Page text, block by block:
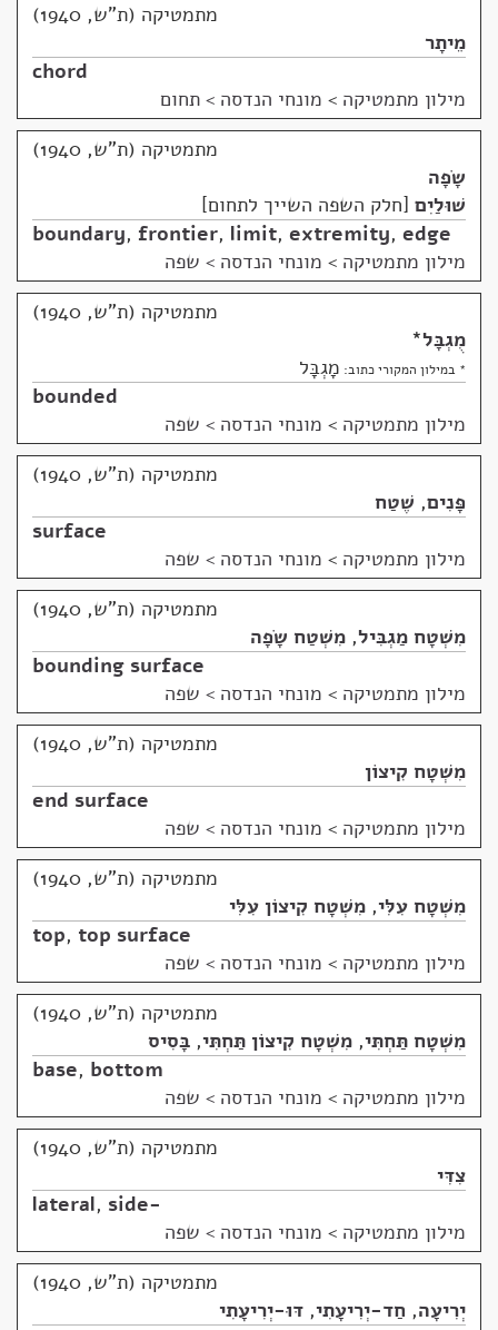
מתמטיקה (ת"ש, 1940)
מֵיתָר
chord
מילון מתמטיקה > מונחי הנדסה > תחום
מתמטיקה (ת"ש, 1940)
שָׂפָה
שׁוּלַיִם חלק השפה השייך לתחום
boundary, frontier, limit, extremity, edge
מילון מתמטיקה > מונחי הנדסה > שפה
מתמטיקה (ת"ש, 1940)
מֻגְבָּל*
* במילון המקורי כתוב: מָגְבָּל
bounded
מילון מתמטיקה > מונחי הנדסה > שפה
מתמטיקה (ת"ש, 1940)
פָּנִים, שֶׁטַח
surface
מילון מתמטיקה > מונחי הנדסה > שפה
מתמטיקה (ת"ש, 1940)
מִשְׁטָח מַגְבִּיל, מִשְׁטַח שָׂפָה
bounding surface
מילון מתמטיקה > מונחי הנדסה > שפה
מתמטיקה (ת"ש, 1940)
מִשְׁטָח קִיצוֹן
end surface
מילון מתמטיקה > מונחי הנדסה > שפה
מתמטיקה (ת"ש, 1940)
מִשְׁטָח עִלִּי, מִשְׁטָח קִיצוֹן עִלִּי
top, top surface
מילון מתמטיקה > מונחי הנדסה > שפה
מתמטיקה (ת"ש, 1940)
מִשְׁטָח תַּחְתִּי, מִשְׁטָח קִיצוֹן תַּחְתִּי, בָּסִיס
base, bottom
מילון מתמטיקה > מונחי הנדסה > שפה
מתמטיקה (ת"ש, 1940)
צִדִּי
lateral, side-
מילון מתמטיקה > מונחי הנדסה > שפה
מתמטיקה (ת"ש, 1940)
יְרִיעָה, חַד-יְרִיעָתִי, דּוּ-יְרִיעָתִי